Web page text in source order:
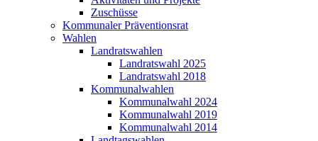
Zuschüsse
Kommunaler Präventionsrat
Wahlen
Landratswahlen
Landratswahl 2025
Landratswahl 2018
Kommunalwahlen
Kommunalwahl 2024
Kommunalwahl 2019
Kommunalwahl 2014